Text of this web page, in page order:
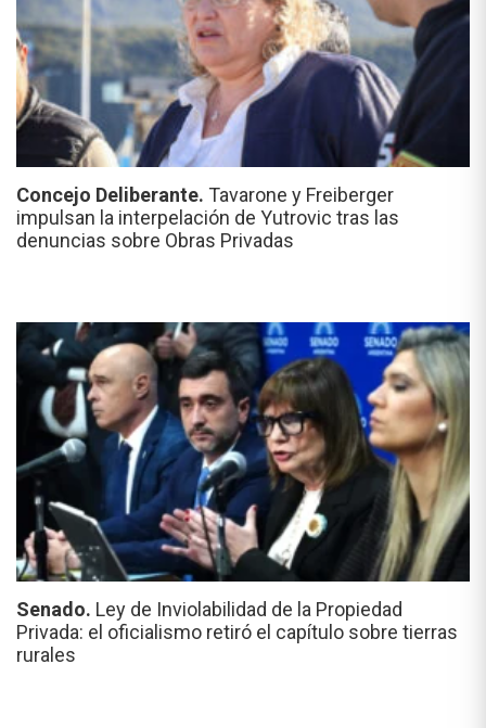
Concejo Deliberante. Tavarone y Freiberger
impulsan la interpelación de Yutrovic tras las
denuncias sobre Obras Privadas
Senado. Ley de Inviolabilidad de la Propiedad
Privada: el oficialismo retiró el capítulo sobre tierras
rurales